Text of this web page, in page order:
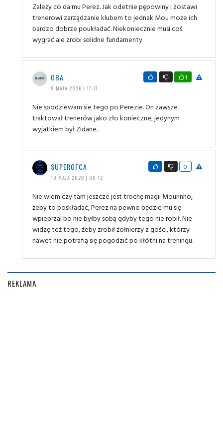
Zależy co da mu Perez. Jak odetnie pępowiny i zostawi
trenerowi zarządzanie klubem to jednak Mou może ich
bardzo dobrze poukładać. Niekoniecznie musi coś
wygrać ale zrobi solidne fundamenty
OBA
9 MAJA 2026 | 17:17
1
Nie spodziewam sie tego po Perezie. On zawsze
traktował trenerów jako zło konieczne, jedynym
wyjatkiem był Zidane.
SUPEROFCA
10 MAJA 2026 | 00:12
0
Nie wiem czy tam jeszcze jest trochę magii Mourinho,
żeby to poskładać, Perez na pewno będzie mu się
wpieprzal bo nie byłby sobą gdyby tego nie robił. Nie
widzę też tego, żeby zrobił żołnierzy z gości, którzy
nawet nie potrafią się pogodzić po kłótni na treningu.
REKLAMA